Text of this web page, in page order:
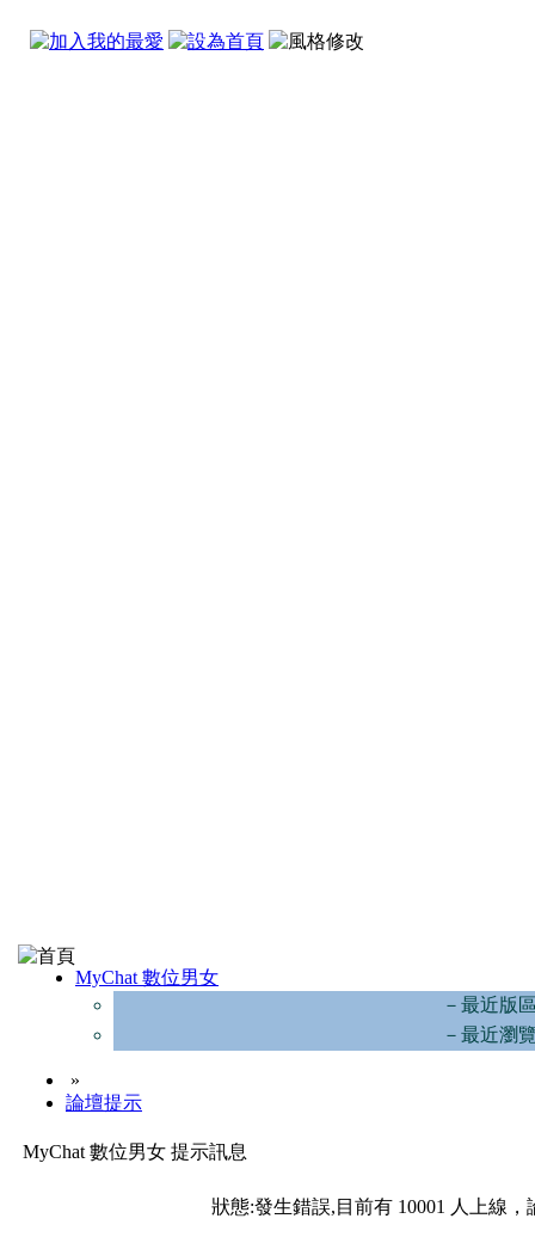
MyChat 數位男女
－最近版
－最近瀏
»
論壇提示
MyChat 數位男女 提示訊息
狀態:發生錯誤,目前有 10001 人上線